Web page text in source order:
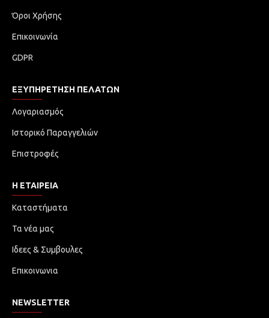
Όροι Χρήσης
Επικοινωνία
GDPR
ΕΞΥΠΗΡΈΤΗΣΗ ΠΕΛΑΤΏΝ
Λογαριασμός
Ιστορικό Παραγγελιών
Επιστροφές
Η ΕΤΑΙΡΕΙΑ
Καταστήματα
Τα νέα μας
Ιδεες & Συμβουλες
Επικοινωνια
NEWSLETTER